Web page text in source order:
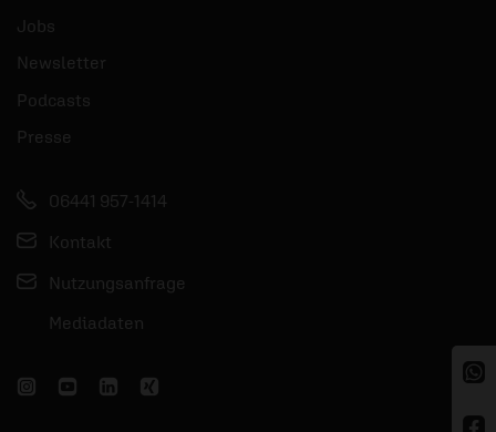
Jobs
Newsletter
Podcasts
Presse
06441 957-1414
Kontakt
Nutzungsanfrage
Mediadaten